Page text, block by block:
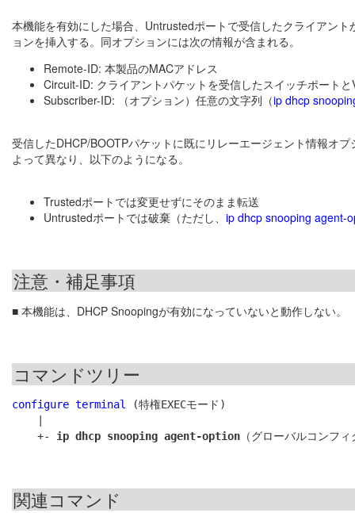
本機能を有効にした場合、Untrustedポートで受信したクライアン
ョンを挿入する。同オプションには次の情報が含まれる。
Remote-ID: 本製品のMACアドレス
Circuit-ID: クライアントパケットを受信したスイッチポートと
Subscriber-ID: （オプション）任意の文字列（ip dhcp
受信したDHCP/BOOTPパケットに既にリレーエージェント情報オ
よって異なり、以下のようになる。
Trustedポートでは変更せずにそのまま転送
Untrustedポートでは破棄（ただし、 ip dhcp snooping agent-
注意・補足事項
■ 本機能は、DHCP Snoopingが有効になっていないと動作しない。
コマンドツリー
configure terminal
(特権EXECモード)
    +-
ip dhcp snooping agent-option
関連コマンド